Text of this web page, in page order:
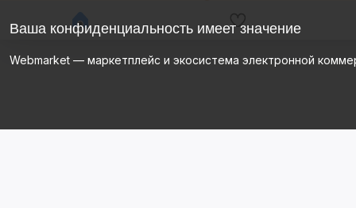
Ваша конфиденциальность имеет значение
Webmarket — маркетплейс и экосистема электронной